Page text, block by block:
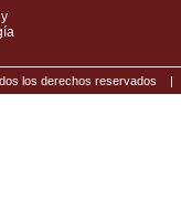
los derechos reservados |